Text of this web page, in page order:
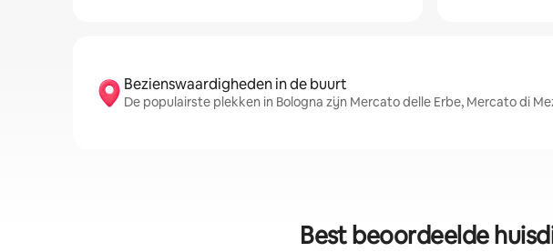
Bezienswaardigheden in de buurt
De populairste plekken in Bologna zijn Mercato delle Erbe, Mercato di
Best beoordeelde